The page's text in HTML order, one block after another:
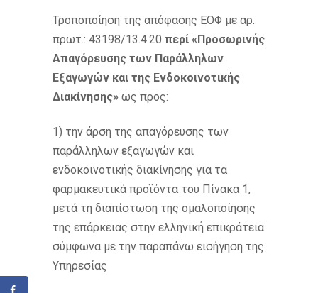
Τροποποίηση της απόφασης EOΦ με αρ.
πρωτ.: 43198/13.4.20 περί «Προσωρινής
Απαγόρευσης των Παράλληλων
Εξαγωγών και της Ενδοκοινοτικής
Διακίνησης» ως προς:
1) την άρση της απαγόρευσης των
παράλληλων εξαγωγών και
ενδοκοινοτικής διακίνησης για τα
φαρμακευτικά προϊόντα του Πίνακα 1,
μετά τη διαπίστωση της ομαλοποίησης
της επάρκειας στην ελληνική επικράτεια
σύμφωνα με την παραπάνω εισήγηση της
Υπηρεσίας